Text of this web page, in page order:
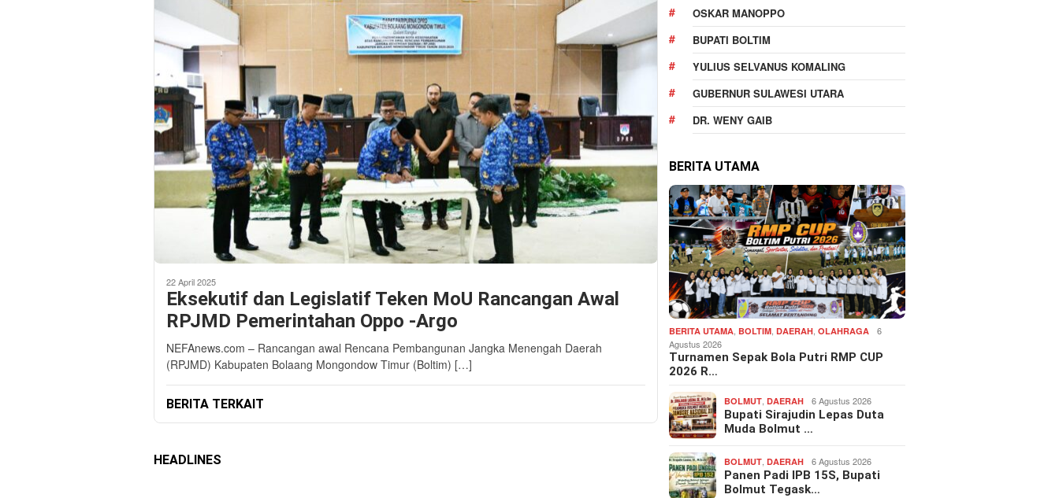
22 April 2025
Eksekutif dan Legislatif Teken MoU Rancangan Awal
RPJMD Pemerintahan Oppo -Argo
NEFAnews.com – Rancangan awal Rencana Pembangunan Jangka Menengah Daerah
(RPJMD) Kabupaten Bolaang Mongondow Timur (Boltim) […]
BERITA TERKAIT
HEADLINES
OSKAR MANOPPO
BUPATI BOLTIM
YULIUS SELVANUS KOMALING
GUBERNUR SULAWESI UTARA
DR. WENY GAIB
BERITA UTAMA
BERITA UTAMA BOLTIM ,DAERAH ,OLAHRAGA
6
Agustus 2026
Turnamen Sepak Bola Putri RMP CUP
2026 R…
BOLMUT ,DAERAH 6 Agustus 2026
Bupati Sirajudin Lepas Duta
Muda Bolmut …
BOLMUT ,DAERAH 6 Agustus 2026
Panen Padi IPB 15S, Bupati
Bolmut Tegask…